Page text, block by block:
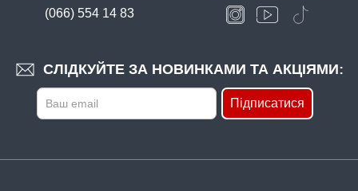
Маг: 0 шт Базар: 10 шт
64 грн
(066) 554 14 83
СЛІДКУЙТЕ ЗА НОВИНКАМИ ТА АКЦІЯМИ:
Підписатися